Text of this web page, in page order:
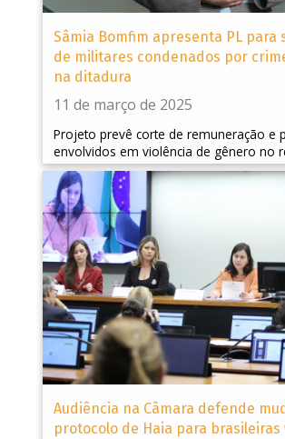
Sâmia Bomfim apresenta PL para
de militares condenados por
na ditadura
11 de março de 2025
Projeto prevê corte de remuneração e
envolvidos em violência de gênero no
Audiência na Câmara defende
protocolo de Haia para